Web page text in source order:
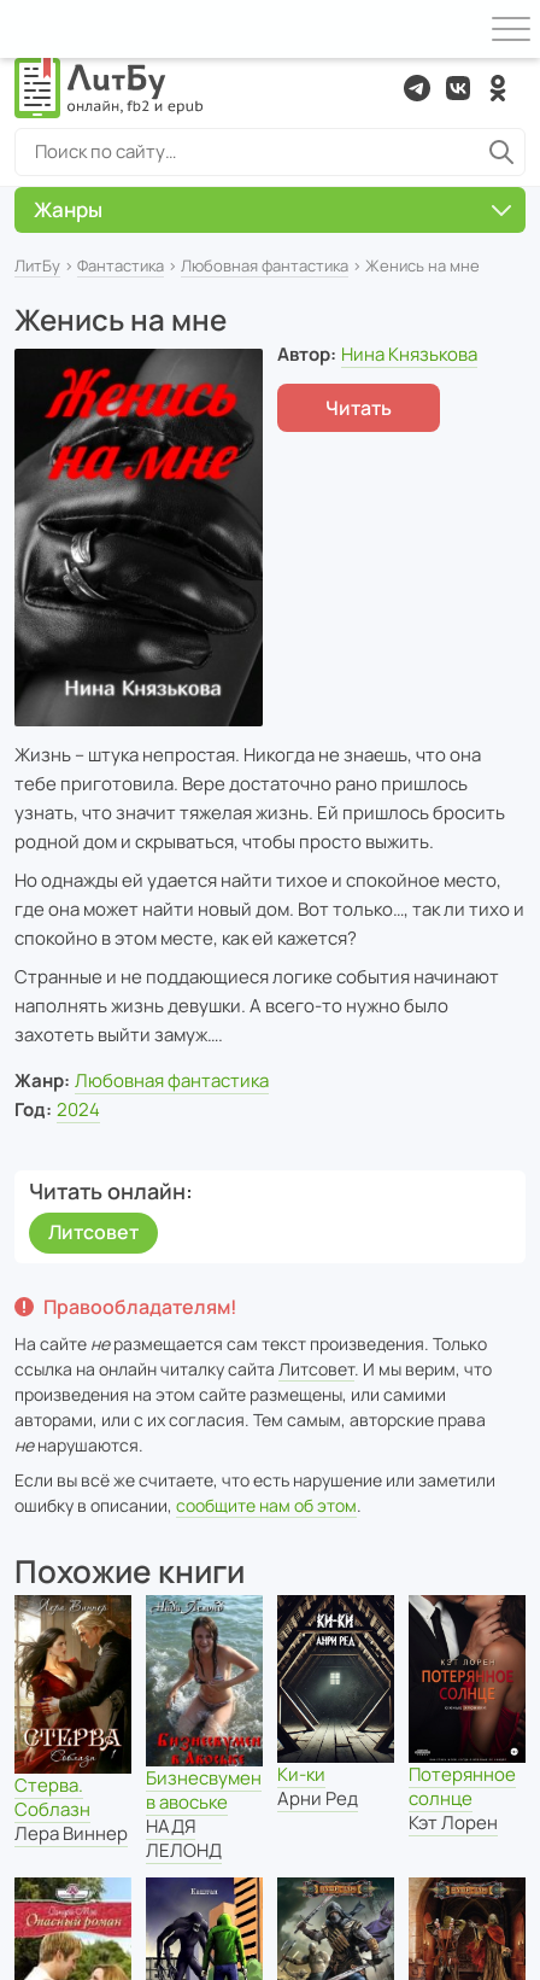
ЛитБу › Фантастика › Любовная фантастика › Женись на мне
Женись на мне
Автор: Нина Князькова
Читать
Жизнь – штука непростая. Никогда не знаешь, что она
тебе приготовила. Вере достаточно рано пришлось
узнать, что значит тяжелая жизнь. Ей пришлось бросить
родной дом и скрываться, чтобы просто выжить.
Но однажды ей удается найти тихое и спокойное место,
где она может найти новый дом. Вот только…, так ли тихо и
спокойно в этом месте, как ей кажется?
Странные и не поддающиеся логике события начинают
наполнять жизнь девушки. А всего-то нужно было
захотеть выйти замуж….
Жанр: Любовная фантастика
Год: 2024
Читать онлайн
Литсовет
Правообладателям!
На сайте неразмещается сам текст произведения. Только
ссылка на онлайн читалку сайта Литсовет. И мы верим, что
произведения на этом сайте размещены, или самими
авторами, или с их согласия. Тем самым, авторские права
ненарушаются.
Если вы всё же считаете, что есть нарушение или заметили
ошибку в описании, сообщите нам об этом.
Похожие книги
Стерва.
Соблазн
Лера Виннер
Бизнесвумен
в авоське
НАДЯ
ЛЕЛОНД
Ки-ки
Арни Ред
Потерянное
солнце
Кэт Лорен
Жанры